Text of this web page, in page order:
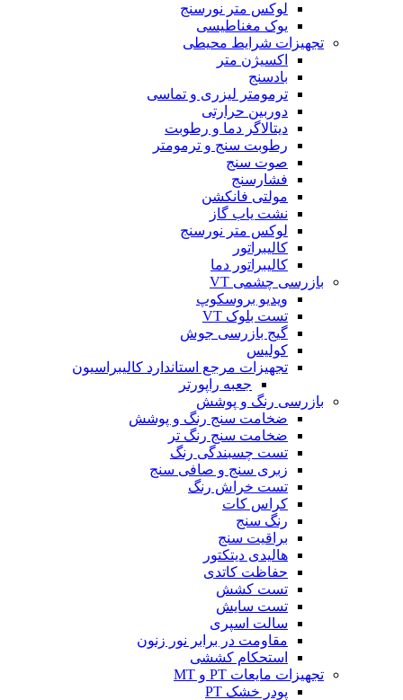
لوکس متر نورسنج
یوک مغناطیسی
تجهیزات شرایط محیطی
اکسیژن متر
بادسنج
ترمومتر لیزری و تماسی
دوربین حرارتی
دیتالاگر دما و رطوبت
رطوبت سنج و ترمومتر
صوت سنج
فشارسنج
مولتی فانکشن
نشت یاب گاز
لوکس متر نورسنج
کالیبراتور
کالیبراتور دما
بازرسی چشمی VT
ویدیو بروسکوپ
تست بلوک VT
گیج بازرسی جوش
کولیس
تجهیزات مرجع استاندارد کالیبراسیون
جعبه راپورتر
بازرسی رنگ و پوشش
ضخامت سنج رنگ و پوشش
ضخامت سنج رنگ تر
تست چسبندگی رنگ
زبری سنج و صافی سنج
تست خراش رنگ
کراس کات
رنگ سنج
براقیت سنج
هالیدی دیتکتور
حفاظت کاتدی
تست کشش
تست سایش
سالت اسپری
مقاومت در برابر نور زنون
استحکام کششی
تجهیزات مایعات PT و MT
پودر خشک PT